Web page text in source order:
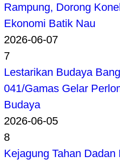
Rampung, Dorong
Ekonomi Batik Nau
2026-06-07
7
Lestarikan Budaya
041/Gamas Gelar
Budaya
2026-06-05
8
Kejagung Tahan Dadan